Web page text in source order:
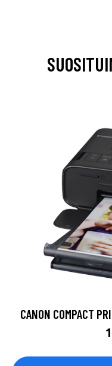
CANON COMPACT